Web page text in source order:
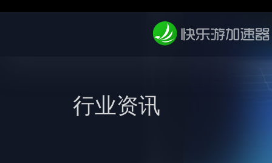
行业资讯